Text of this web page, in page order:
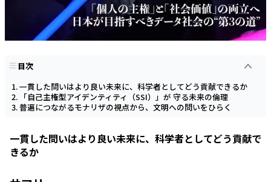
目次
一貫した問いはより良い未来に、科学者としてどう貢献できるか
「自己主権型アイデンティティ（SSI）」が 守る未来の倫理
普遍につながるモナリザの視点から、文明への問いをひらく
一貫した問いはより良い未来に、科学者としてどう貢献で
きるか